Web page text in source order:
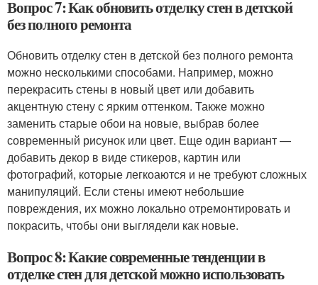
Вопрос 7: Как обновить отделку стен в детской
без полного ремонта
Обновить отделку стен в детской без полного ремонта
можно несколькими способами. Например, можно
перекрасить стены в новый цвет или добавить
акцентную стену с ярким оттенком. Также можно
заменить старые обои на новые, выбрав более
современный рисунок или цвет. Еще один вариант —
добавить декор в виде стикеров, картин или
фотографий, которые легкоаются и не требуют сложных
манипуляций. Если стены имеют небольшие
повреждения, их можно локально отремонтировать и
покрасить, чтобы они выглядели как новые.
Вопрос 8: Какие современные тенденции в
отделке стен для детской можно использовать